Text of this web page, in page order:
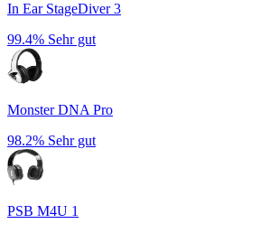
In Ear StageDiver 3
99.4% Sehr gut
Monster DNA Pro
98.2% Sehr gut
PSB M4U 1